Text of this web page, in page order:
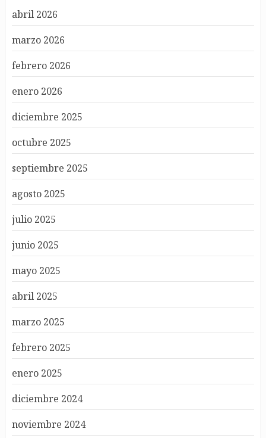
abril 2026
marzo 2026
febrero 2026
enero 2026
diciembre 2025
octubre 2025
septiembre 2025
agosto 2025
julio 2025
junio 2025
mayo 2025
abril 2025
marzo 2025
febrero 2025
enero 2025
diciembre 2024
noviembre 2024